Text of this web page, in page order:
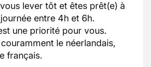
lever tôt et êtes prêt(e) à
entre 4h et 6h.
une priorité pour vous.
le néerlandais,
français.